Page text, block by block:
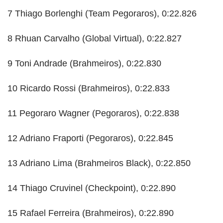
7 Thiago Borlenghi (Team Pegoraros), 0:22.826
8 Rhuan Carvalho (Global Virtual), 0:22.827
9 Toni Andrade (Brahmeiros), 0:22.830
10 Ricardo Rossi (Brahmeiros), 0:22.833
11 Pegoraro Wagner (Pegoraros), 0:22.838
12 Adriano Fraporti (Pegoraros), 0:22.845
13 Adriano Lima (Brahmeiros Black), 0:22.850
14 Thiago Cruvinel (Checkpoint), 0:22.890
15 Rafael Ferreira (Brahmeiros), 0:22.890